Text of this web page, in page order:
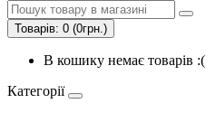
Товарів: 0 (0грн.)
В кошику немає товарів :(
Категорії